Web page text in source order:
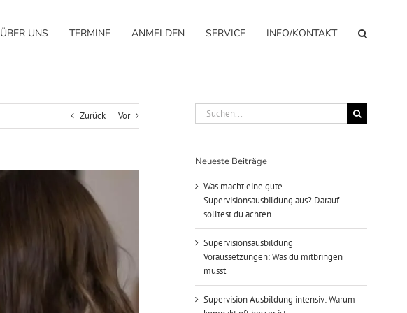
ÜBER UNS TERMINE ANMELDEN SERVICE INFO/KONTAKT
Zurück Vor
Suche
nach:
Neueste Beiträge
Was macht eine gute
Supervisionsausbildung aus? Darauf
solltest du achten.
Supervisionsausbildung
Voraussetzungen: Was du mitbringen
musst
Supervision Ausbildung intensiv: Warum